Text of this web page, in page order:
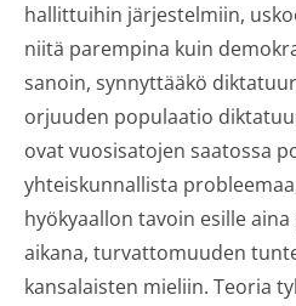
hallittuihin järjestelmiin,
niitä parempina kuin
sanoin, synnyttääkö
orjuuden populaatio
ovat vuosisatojen saatossa
yhteiskunnallista
hyökyaallon tavoin esille
aikana, turvattomuuden
kansalaisten mieliin. Teoria